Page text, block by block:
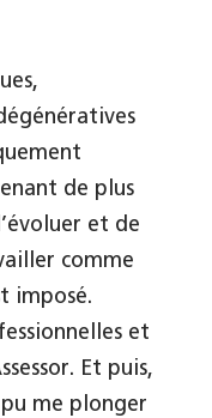
de plus
et de
comme
imposé.
et
Et puis,
me plonger